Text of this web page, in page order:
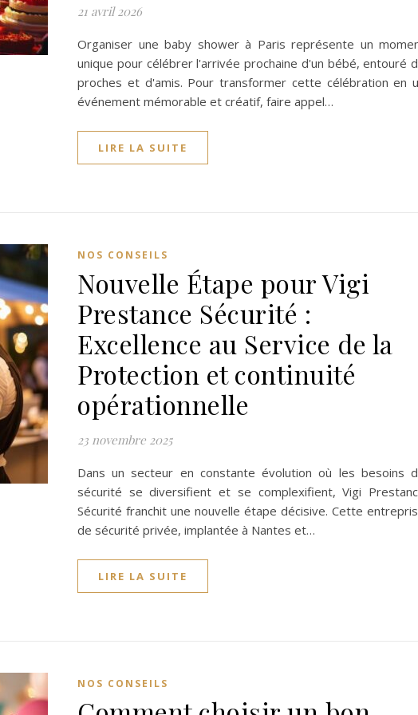
21 avril 2026
Organiser une baby shower à Paris représente un
unique pour célébrer l'arrivée prochaine d'un bébé, entouré
proches et d'amis. Pour transformer cette célébration en
événement mémorable et créatif, faire appel…
LIRE LA SUITE
NOS CONSEILS
Nouvelle Étape pour Vigi
Prestance Sécurité :
Excellence au Service de la
Protection et continuité
opérationnelle
23 novembre 2025
Dans un secteur en constante évolution où les besoins
sécurité se diversifient et se complexifient, Vigi
Sécurité franchit une nouvelle étape décisive. Cette
de sécurité privée, implantée à Nantes et…
LIRE LA SUITE
NOS CONSEILS